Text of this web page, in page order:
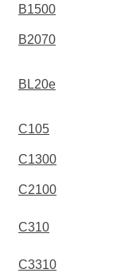
B1500
B2070
BL20e
C105
C1300
C2100
C310
C3310